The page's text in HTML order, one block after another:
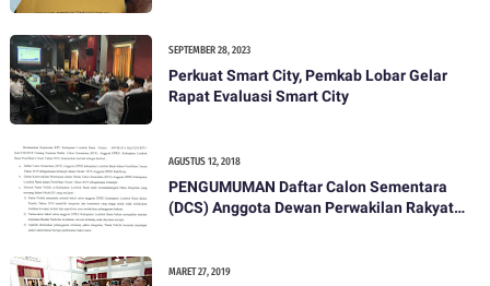
SEPTEMBER 28, 2023
Perkuat Smart City, Pemkab Lobar Gelar
Rapat Evaluasi Smart City
AGUSTUS 12, 2018
PENGUMUMAN Daftar Calon Sementara
(DCS) Anggota Dewan Perwakilan Rakyat
MARET 27, 2019